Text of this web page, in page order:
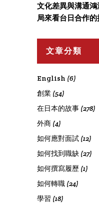
文化差異與溝通
局來看台日合作
文章分類
English (6)
創業 (54)
在日本的故事 (278)
外商 (4)
如何應對面試 (12)
如何找到職缺 (27)
如何撰寫履歷 (1)
如何轉職 (24)
學習 (18)